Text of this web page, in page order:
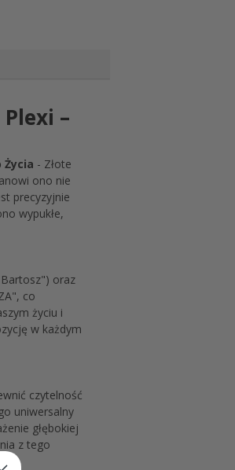
–
Życia - Złote
ono nie
precyzyjnie
wypukłe,
oraz
co
życiu i
w każdym
czytelność
uniwersalny
głębokiej
z tego